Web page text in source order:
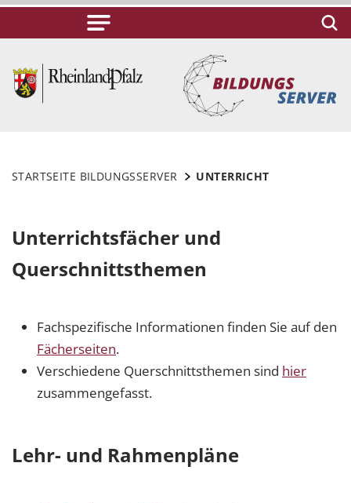
STARTSEITE BILDUNGSSERVER UNTERRICHT
Unterrichtsfächer und
Querschnittsthemen
Fachspezifische Informationen finden Sie auf den
Fächerseiten.
Verschiedene Querschnittsthemen sind hier
zusammengefasst.
Lehr- und Rahmenpläne